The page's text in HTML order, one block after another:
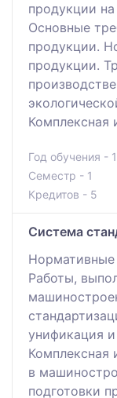
продукции
Основные
продукции.
продукции.
Комплексная
Год обучения - 1
Семестр - 1
Кредитов - 5
Система
Нормативные
Работы,
унификация
Комплексная
в
подготовки